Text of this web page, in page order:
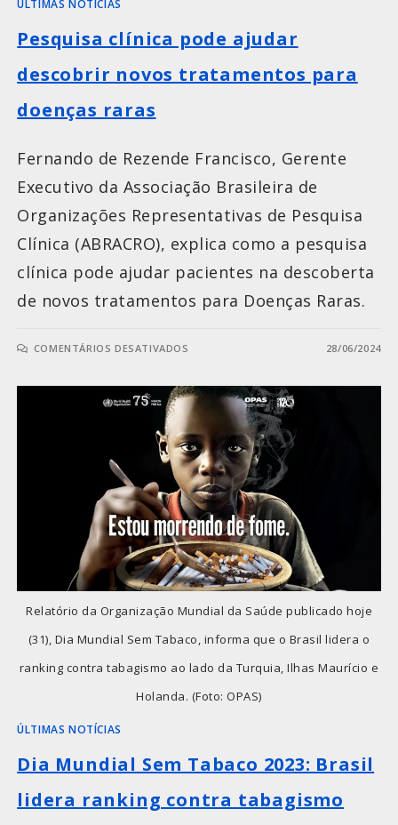
ÚLTIMAS NOTÍCIAS
Pesquisa clínica pode ajudar
descobrir novos tratamentos para
doenças raras
Fernando de Rezende Francisco, Gerente
Executivo da Associação Brasileira de
Organizações Representativas de Pesquisa
Clínica (ABRACRO), explica como a pesquisa
clínica pode ajudar pacientes na descoberta
de novos tratamentos para Doenças Raras.
COMENTÁRIOS DESATIVADOS 28/06/2024
Relatório da Organização Mundial da Saúde publicado hoje
(31), Dia Mundial Sem Tabaco, informa que o Brasil lidera o
ranking contra tabagismo ao lado da Turquia, Ilhas Maurício e
Holanda. (Foto: OPAS)
ÚLTIMAS NOTÍCIAS
Dia Mundial Sem Tabaco 2023: Brasil
lidera ranking contra tabagismo